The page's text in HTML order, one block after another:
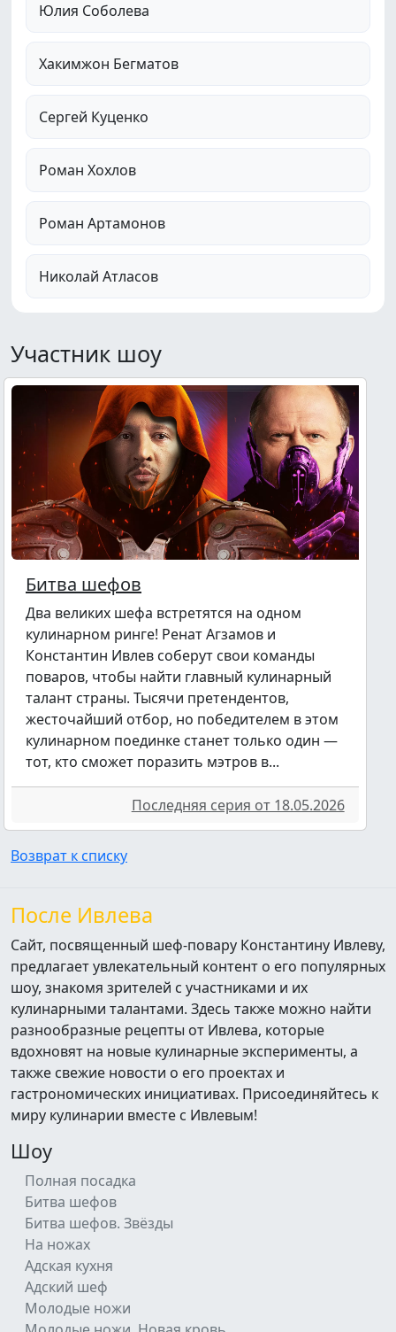
Юлия Соболева
Хакимжон Бегматов
Сергей Куценко
Роман Хохлов
Роман Артамонов
Николай Атласов
Участник шоу
Битва шефов
Два великих шефа встретятся на одном
кулинарном ринге! Ренат Агзамов и
Константин Ивлев соберут свои команды
поваров, чтобы найти главный кулинарный
талант страны. Тысячи претендентов,
жесточайший отбор, но победителем в этом
кулинарном поединке станет только один —
тот, кто сможет поразить мэтров в...
Последняя серия от 18.05.2026
Возврат к списку
После Ивлева
Сайт, посвященный шеф-повару Константину Ивлеву,
предлагает увлекательный контент о его популярных
шоу, знакомя зрителей с участниками и их
кулинарными талантами. Здесь также можно найти
разнообразные рецепты от Ивлева, которые
вдохновят на новые кулинарные эксперименты, а
также свежие новости о его проектах и
гастрономических инициативах. Присоединяйтесь к
миру кулинарии вместе с Ивлевым!
Шоу
Полная посадка
Битва шефов
Битва шефов. Звёзды
На ножах
Адская кухня
Адский шеф
Молодые ножи